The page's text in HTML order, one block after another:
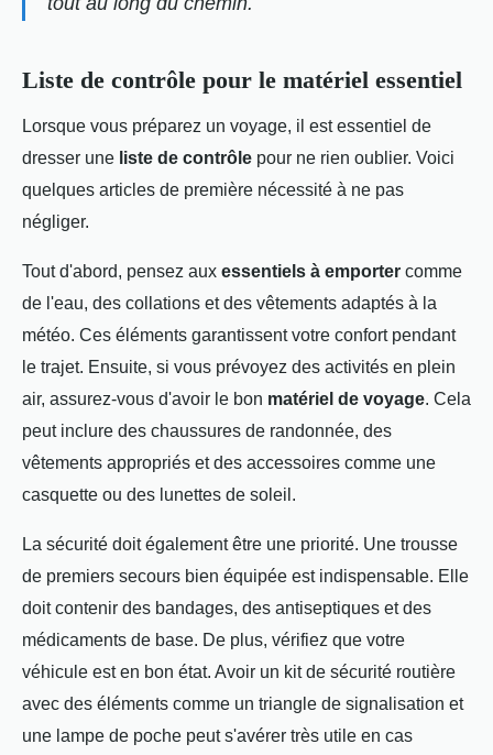
Liste de contrôle pour le matériel essentiel
Lorsque vous préparez un voyage, il est essentiel de
dresser une liste de contrôle pour ne rien oublier. Voici
quelques articles de première nécessité à ne pas
négliger.
Tout d'abord, pensez aux essentiels à emporter comme
de l'eau, des collations et des vêtements adaptés à la
météo. Ces éléments garantissent votre confort pendant
le trajet. Ensuite, si vous prévoyez des activités en plein
air, assurez-vous d'avoir le bon matériel de voyage . Cela
peut inclure des chaussures de randonnée, des
vêtements appropriés et des accessoires comme une
casquette ou des lunettes de soleil.
La sécurité doit également être une priorité. Une trousse
de premiers secours bien équipée est indispensable. Elle
doit contenir des bandages, des antiseptiques et des
médicaments de base. De plus, vérifiez que votre
véhicule est en bon état. Avoir un kit de sécurité routière
avec des éléments comme un triangle de signalisation et
une lampe de poche peut s'avérer très utile en cas